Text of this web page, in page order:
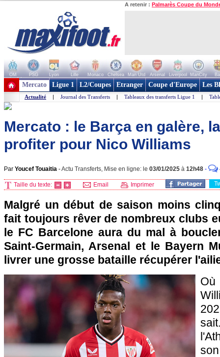
A retenir : Palmarès Coupe du
OM PSG Lyon Lille Monaco Chelsea Man Utd Arsenal Liverpool ManCity
+ de clubs
Mercato Ligue 1 L2/Coupes Etranger Coupe d'Europe Les
Actualité | Journal des Transferts | Tableaux des transferts Ligue 1 |
Mercato : le Barça en galère,
profiter pour Nico Williams
Par Youcef Touaitia -Actu Transferts, Mise en ligne: le 03/01/2025 à 12h48 -
Taille du texte: Email Imprimer
Malgré un début de saison moins
fait toujours rêver de nombreux clubs
le FC Barcelone aura du mal à
Saint-Germain, Arsenal et le Bayern
livrer une grosse bataille récupérer